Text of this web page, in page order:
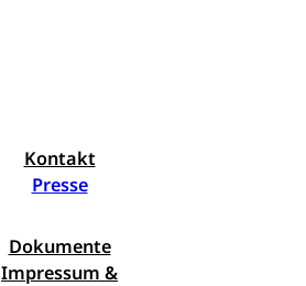
Kontakt
Presse
Dokumente
Impressum &